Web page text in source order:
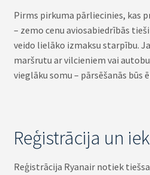
Pirms pirkuma pārliecinies, kas
– zemo cenu aviosabiedrībās
veido lielāko izmaksu starpību.
maršrutu ar vilcieniem vai
vieglāku somu – pārsēšanās būs
Reģistrācija un
Reģistrācija Ryanair notiek